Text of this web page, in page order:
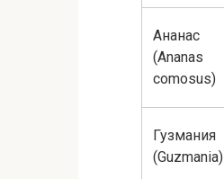
Ананас
(Ananas
comosus)
Гузмания
(Guzmania)